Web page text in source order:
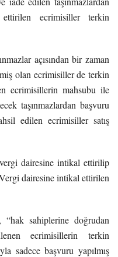
ecrimisiller terkin
açısından bir zaman
olan ecrimisiller de terkin
ecrimisillerin mahsubu ile
taşınmazlardan başvuru
edilen ecrimisiller satış
dairesine intikal ettirilip
dairesine intikal ettirilen
sahiplerine doğrudan
ecrimisillerin terkin
sadece başvuru yapılmış